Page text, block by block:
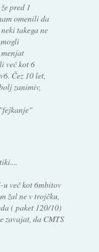
pred 1
omenili da
takega ne
več kot 6
Čez 10 let,
zanimiv,
u več kot 6mbitov
žal ne v trojčku,
( paket 120/10)
zavajat, da CMTS